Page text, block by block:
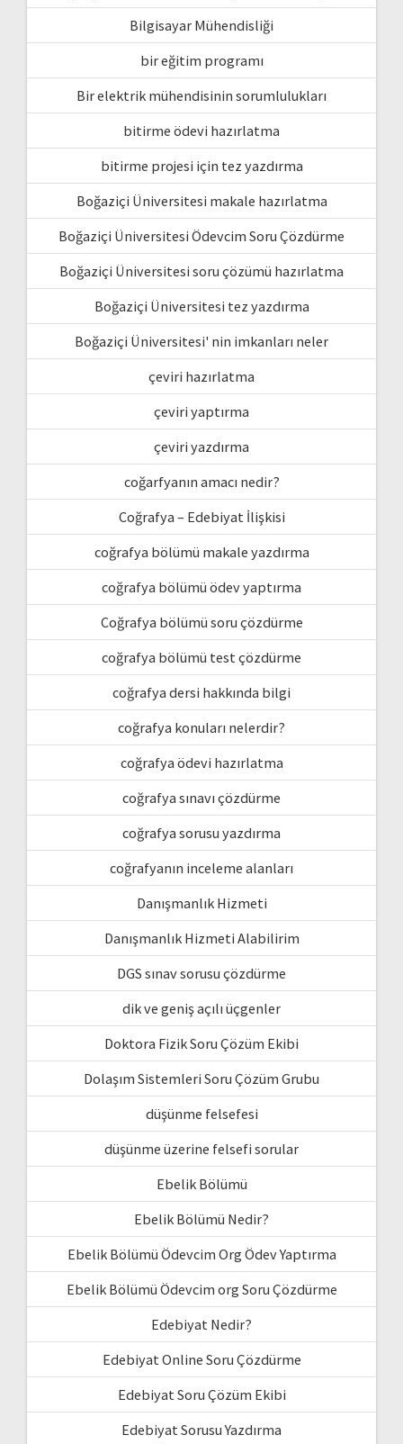
Bilgisayar Mühendisliği
bir eğitim programı
Bir elektrik mühendisinin sorumlulukları
bitirme ödevi hazırlatma
bitirme projesi için tez yazdırma
Boğaziçi Üniversitesi makale hazırlatma
Boğaziçi Üniversitesi Ödevcim Soru Çözdürme
Boğaziçi Üniversitesi soru çözümü hazırlatma
Boğaziçi Üniversitesi tez yazdırma
Boğaziçi Üniversitesi' nin imkanları neler
çeviri hazırlatma
çeviri yaptırma
çeviri yazdırma
coğarfyanın amacı nedir?
Coğrafya – Edebiyat İlişkisi
coğrafya bölümü makale yazdırma
coğrafya bölümü ödev yaptırma
Coğrafya bölümü soru çözdürme
coğrafya bölümü test çözdürme
coğrafya dersi hakkında bilgi
coğrafya konuları nelerdir?
coğrafya ödevi hazırlatma
coğrafya sınavı çözdürme
coğrafya sorusu yazdırma
coğrafyanın inceleme alanları
Danışmanlık Hizmeti
Danışmanlık Hizmeti Alabilirim
DGS sınav sorusu çözdürme
dik ve geniş açılı üçgenler
Doktora Fizik Soru Çözüm Ekibi
Dolaşım Sistemleri Soru Çözüm Grubu
düşünme felsefesi
düşünme üzerine felsefi sorular
Ebelik Bölümü
Ebelik Bölümü Nedir?
Ebelik Bölümü Ödevcim Org Ödev Yaptırma
Ebelik Bölümü Ödevcim org Soru Çözdürme
Edebiyat Nedir?
Edebiyat Online Soru Çözdürme
Edebiyat Soru Çözüm Ekibi
Edebiyat Sorusu Yazdırma